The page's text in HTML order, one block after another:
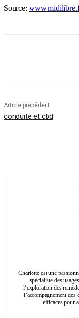
Source:
Article précédent
conduite et cbd
Charlotte est une
spécialiste des
l’exploration des
l’accompagnement des
efficaces pour